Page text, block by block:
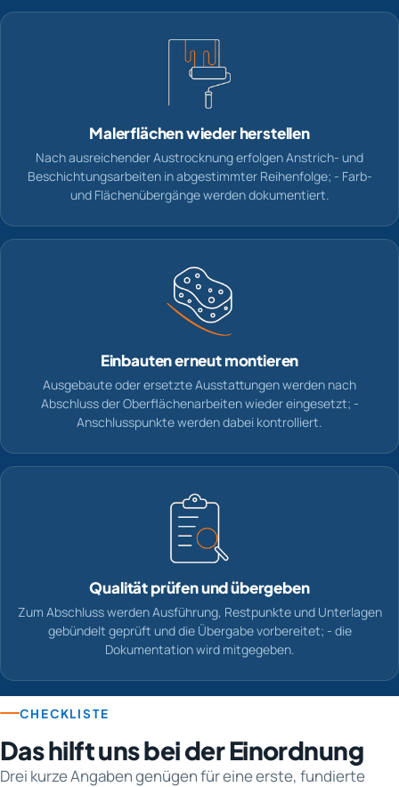
Malerflächen wieder herstellen
Nach ausreichender Austrocknung erfolgen Anstrich- und
Beschichtungsarbeiten in abgestimmter Reihenfolge; - Farb-
und Flächenübergänge werden dokumentiert.
Einbauten erneut montieren
Ausgebaute oder ersetzte Ausstattungen werden nach
Abschluss der Oberflächenarbeiten wieder eingesetzt; -
Anschlusspunkte werden dabei kontrolliert.
Qualität prüfen und übergeben
Zum Abschluss werden Ausführung, Restpunkte und Unterlagen
gebündelt geprüft und die Übergabe vorbereitet; - die
Dokumentation wird mitgegeben.
CHECKLISTE
Das hilft uns bei der Einordnung
Drei kurze Angaben genügen für eine erste, fundierte